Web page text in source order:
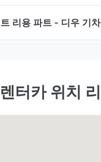
리용 파트 - 디우 기
터카 위치